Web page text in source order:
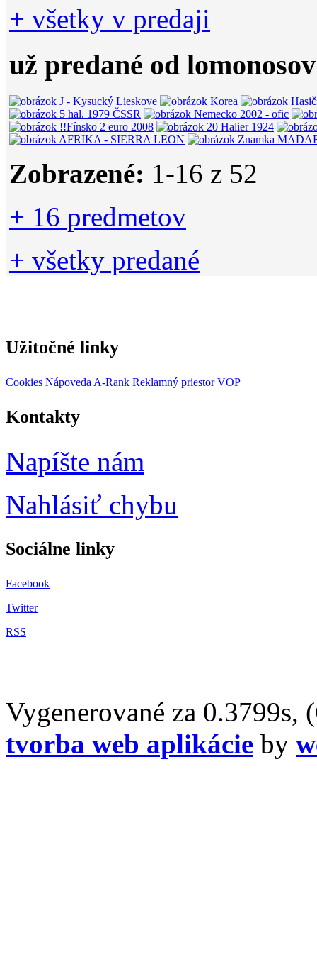
+ všetky v predaji
už predané od lomonosov
Zobrazené: 1-16 z 52
+ 16 predmetov
+ všetky predané
Užitočné linky
Cookies Nápoveda A-Rank Reklamný priestor VOP
Kontakty
Napíšte nám
Nahlásiť chybu
Sociálne linky
Facebook
Twitter
RSS
Vygenerované za 0.3799s,
tvorba web aplikácie by